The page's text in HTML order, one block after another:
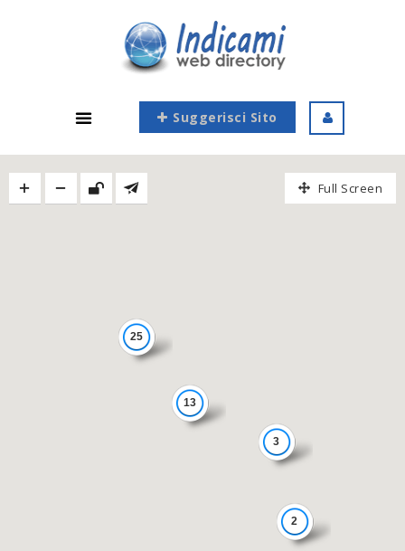
Suggerisci Sito
Full Screen
3
13
25
2